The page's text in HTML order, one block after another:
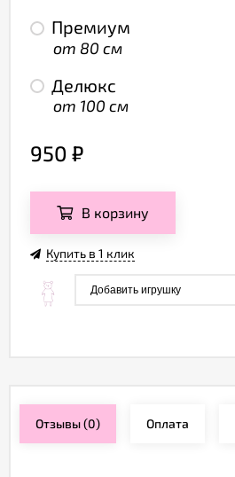
Премиум
от 80 см
Делюкс
от 100 см
950 ₽
В корзину
Купить в 1 клик
Отзывы(0) Оплата